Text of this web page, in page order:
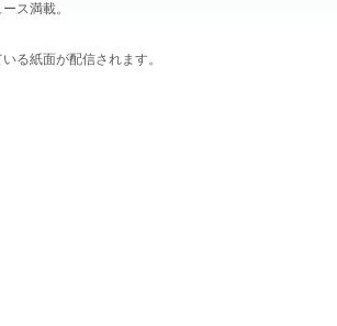
ス満載。
る紙面が配信されます。